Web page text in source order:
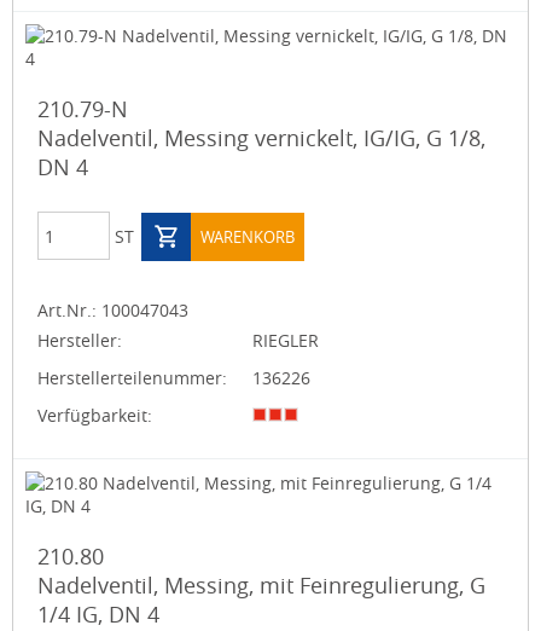
210.79-N
Nadelventil, Messing vernickelt, IG/IG, G 1/8,
DN 4
ST WARENKORB
Art.Nr.: 100047043
Hersteller:
RIEGLER
Herstellerteilenummer:
136226
Verfügbarkeit:
210.80
Nadelventil, Messing, mit Feinregulierung, G
1/4 IG, DN 4